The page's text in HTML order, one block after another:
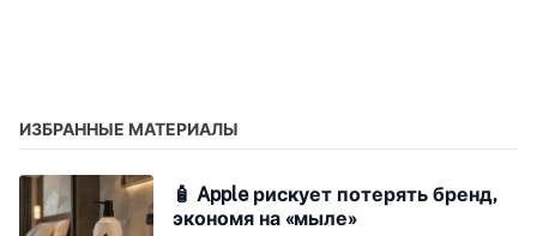
ИЗБРАННЫЕ МАТЕРИАЛЫ
🧴 Apple рискует потерять бренд,
экономя на «мыле»